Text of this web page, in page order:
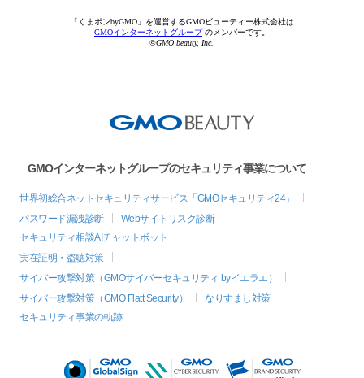
「くまポンbyGMO」を運営するGMOビューティー株式会社は
GMOインターネットグループのメンバーです。
©GMO beauty, Inc.
GMOインターネットグループのセキュリティ事業について
世界初総合ネットセキュリティサービス「GMOセキュリティ24」
パスワード漏洩診断
Webサイトリスク診断
セキュリティ相談AIチャットボット
実在証明・盗聴対策
サイバー攻撃対策（GMOサイバーセキュリティ byイエラエ）
サイバー攻撃対策（GMO Flatt Security）
なりすまし対策
セキュリティ事業の軌跡